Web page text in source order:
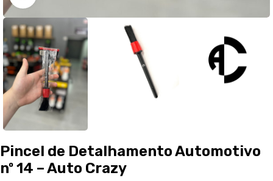
Pincel de Detalhamento Automotivo
nº 14 – Auto Crazy